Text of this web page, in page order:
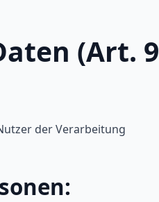
(Art. 9
der Verarbeitung